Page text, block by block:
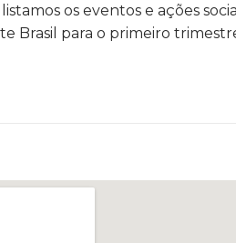
os eventos e ações
Brasil para o primeiro